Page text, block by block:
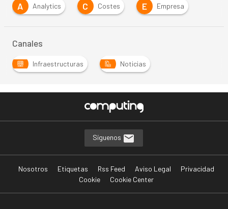
A
Analytics C Costes E Empresa
Canales
Infraestructuras Noticias
Síguenos
Nosotros Etiquetas Rss Feed Aviso Legal
Privacidad
Cookie
Cookie Center